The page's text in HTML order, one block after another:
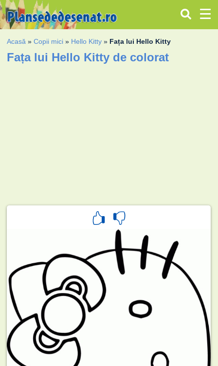
Acasă »Copii mici » Hello Kitty » Fața lui Hello Kitty
Fața lui Hello Kitty de colorat